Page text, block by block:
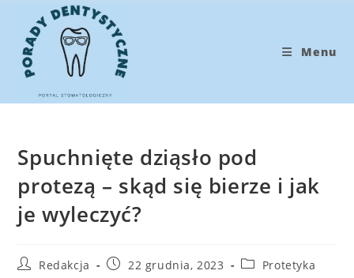
treści
Menu
Spuchnięte dziąsło pod
protezą – skąd się bierze i jak
je wyleczyć?
PostRedakcja
Post22 grudnia, 2023
PostProtetyka